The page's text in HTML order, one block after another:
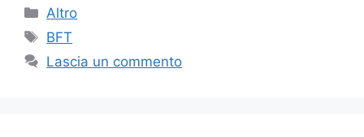
Categorie
Altro
Tag
BFT
Lascia un commento